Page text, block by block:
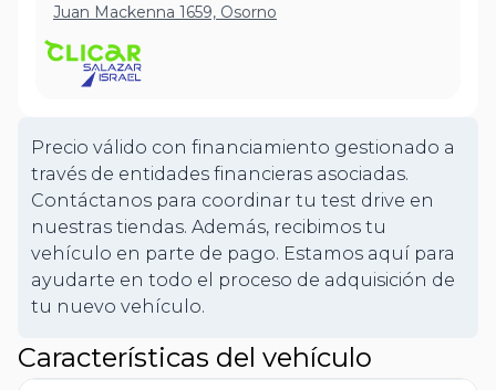
Juan Mackenna 1659, Osorno
Precio válido con financiamiento gestionado a
través de entidades financieras asociadas.
Contáctanos para coordinar tu test drive en
nuestras tiendas. Además, recibimos tu
vehículo en parte de pago. Estamos aquí para
ayudarte en todo el proceso de adquisición de
tu nuevo vehículo.
Características del vehículo